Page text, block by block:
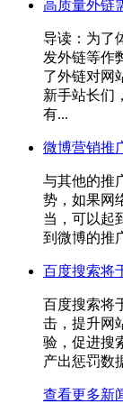
高质量外链
导读：为了
发外链等作
了外链对网
新手站长们
有...
微博营销推
与其他的推
势，如果网
当，可以
到微博的推
百度搜索将
百度搜索将
击，提升网
验，促进
产出惩罚数
查看更多新